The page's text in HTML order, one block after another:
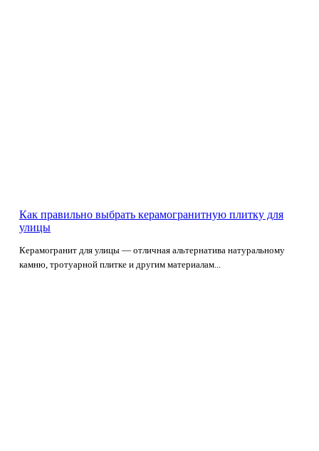
Как правильно выбрать керамогранитную плитку для
улицы
Керамогранит для улицы — отличная альтернатива натуральному
камню, тротуарной плитке и другим материалам...